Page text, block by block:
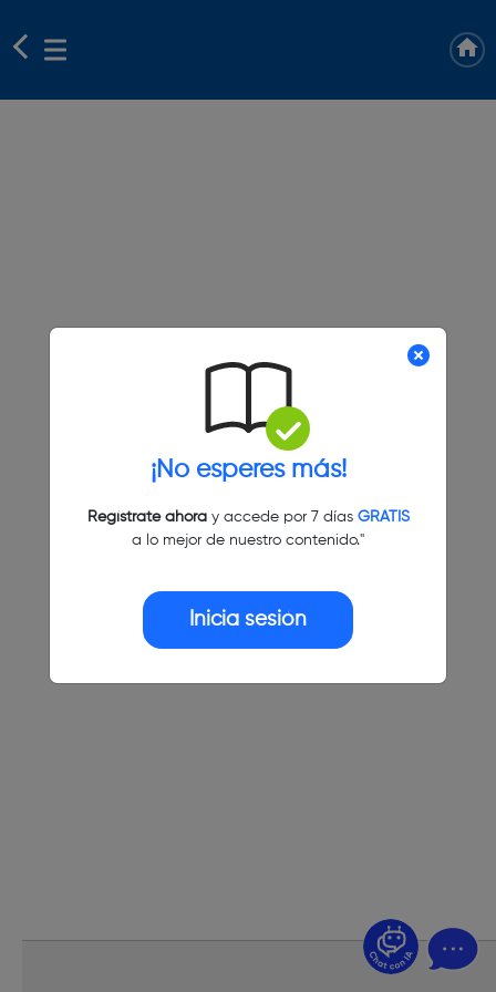
¡No esperes más!
Regístrate ahoray accede por 7 días GRATIS
a lo mejor de nuestro contenido."
Inicia sesión